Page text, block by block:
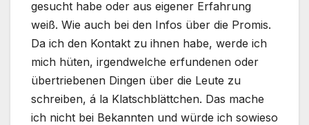
gesucht habe oder aus eigener Erfahrung
weiß. Wie auch bei den Infos über die Promis.
Da ich den Kontakt zu ihnen habe, werde ich
mich hüten, irgendwelche erfundenen oder
übertriebenen Dingen über die Leute zu
schreiben, á la Klatschblättchen. Das mache
ich nicht bei Bekannten und würde ich sowieso